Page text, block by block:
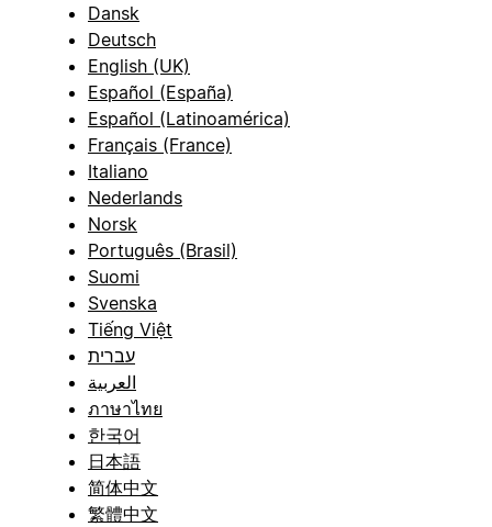
Dansk
Deutsch
English (UK)
Español (España)
Español (Latinoamérica)
Français (France)
Italiano
Nederlands
Norsk
Português (Brasil)
Suomi
Svenska
Tiếng Việt
עברית
العربية
ภาษาไทย
한국어
日本語
简体中文
繁體中文